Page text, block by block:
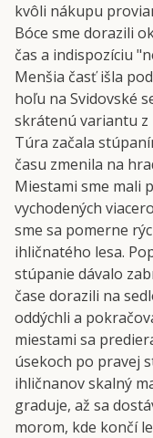
kvôli nákupu
Bóce sme dorazili
čas a indispozíciu
Menšia časť išla
hoľu na Svidovské
skrátenú variantu z
Túra začala
času zmenila na
Miestami sme mali
vychodených
sme sa pomerne
ihličnatého lesa.
stúpanie dávalo
čase dorazili na
oddýchli a
miestami sa
úsekoch po pravej
ihličnanov skalný
graduje, až sa
morom, kde končí